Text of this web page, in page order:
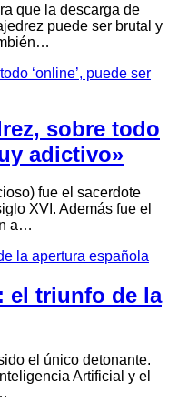
que la descarga de
puede ser brutal y
sobre todo
adictivo»
fue el sacerdote
XVI. Además fue el
a…
el triunfo de la
el único detonante.
Artificial y el